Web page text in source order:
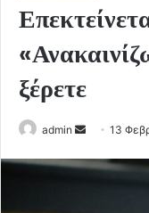
ξέρετε
admin
Send
email
13